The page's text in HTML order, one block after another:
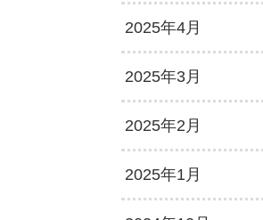
2025年4月
2025年3月
2025年2月
2025年1月